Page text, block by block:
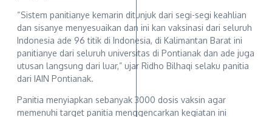
“Sistem panitianye kemarin ditunjuk dari segi-segi keahlian
dan sisanye menyesuaikan dan ini kan vaksinasi dari seluruh
Indonesia ade 96 titik di Indonesia, di Kalimantan Barat ini
panitianye dari seluruh universitas di Pontianak dan ade juga
utusan langsung dari luar,” ujar Ridho Bilhaqi selaku panitia
dari IAIN Pontianak.
Panitia menyiapkan sebanyak 3000 dosis vaksin agar
memenuhi target panitia menggencarkan kegiatan ini